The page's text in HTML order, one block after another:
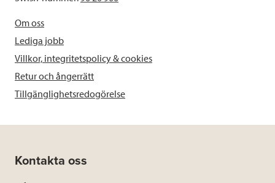
Om oss
Lediga jobb
Villkor, integritetspolicy & cookies
Retur och ångerrätt
Tillgänglighetsredogörelse
Kontakta oss